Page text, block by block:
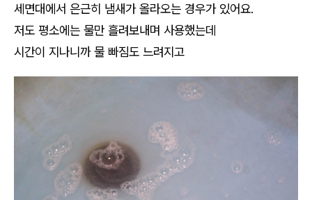
세면대에서 은근히 냄새가 올라오는 경우가 있어요.
저도 평소에는 물만 흘려보내며 사용했는데
시간이 지나니까 물 빠짐도 느려지고